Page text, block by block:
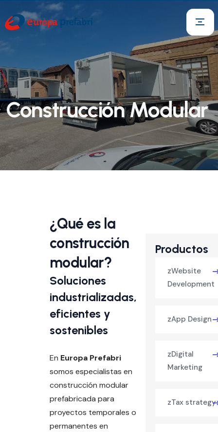
Construcción Modular
¿Qué es la
construcción
modular?
Soluciones
industrializadas,
eficientes y
sostenibles
En Europa Prefabri
somos especialistas en
construcción modular
prefabricada para
proyectos temporales o
permanentes en
Productos
zWebsite
Development
zApp Design
zDigital
Marketing
zTax strategy